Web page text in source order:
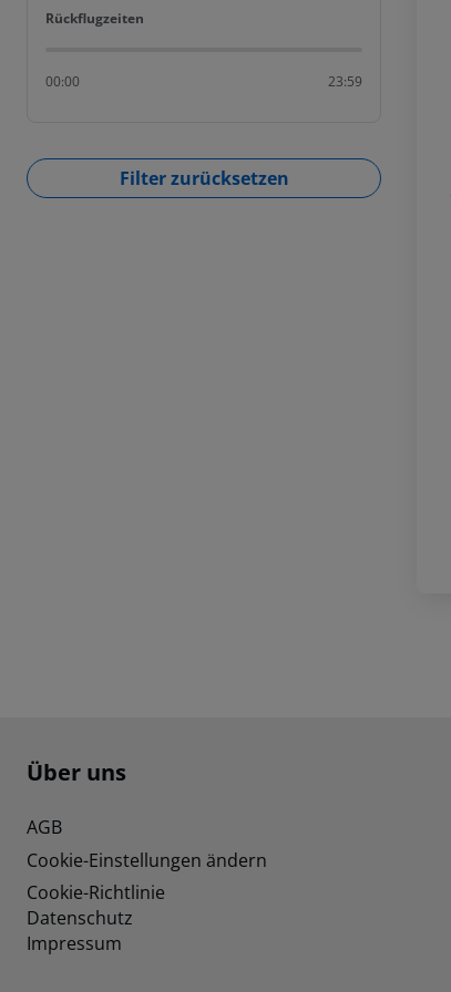
Rückflugzeiten
Rückflugzeiten
00:00 23:59
Filter zurücksetzen
Footer navigation
Über uns
AGB
Cookie-Einstellungen ändern
Cookie-Richtlinie
Datenschutz
Impressum